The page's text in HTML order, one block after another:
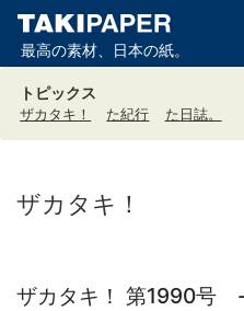
最高の素材、日本の紙。
トピックス
ザカタキ！ た紀行 た日誌。
ザカタキ！
ザカタキ！ 第1990号